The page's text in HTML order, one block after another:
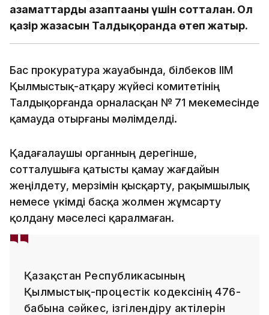
азаматтарды азаптағаны үшін сотталған. Ол
қазір жазасын Талдықорғанда өтеп жатыр.
Бас прокуратура жауабында, Әбілбеков ІІМ
Қылмыстық-атқару жүйесі комитетінің
Талдықорғанда орналасқан № 71 мекемесінде
қамауда отырғаны мәлімделді.
Қадағалаушы органның дерегінше,
сотталушыға қатысты қамау жағдайын
жеңілдету, мерзімін қысқарту, рақымшылық
немесе үкімді басқа жолмен жұмсарту
қолдану мәселесі қаралмаған.
Қазақстан Республикасының
Қылмыстық-процестік кодексінің 476-
бабына сәйкес, ізгілендіру актілерін